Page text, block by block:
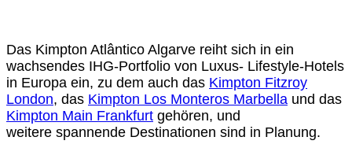
Das Kimpton Atlântico Algarve reiht sich in ein
wachsendes IHG-Portfolio von Luxus- Lifestyle-Hotels
in Europa ein, zu dem auch das Kimpton Fitzroy
London, das Kimpton Los Monteros Marbella und das
Kimpton Main Frankfurt gehören, und
weitere spannende Destinationen sind in Planung.